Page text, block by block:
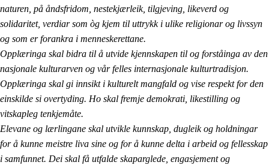
naturen, på åndsfridom, nestekjærleik, tilgjeving, likeverd og
solidaritet, verdiar som òg kjem til uttrykk i ulike religionar og livssyn
og som er forankra i menneskerettane.
Opplæringa skal bidra til å utvide kjennskapen til og forståinga av den
nasjonale kulturarven og vår felles internasjonale kulturtradisjon.
Opplæringa skal gi innsikt i kulturelt mangfald og vise respekt for den
einskilde si overtyding. Ho skal fremje demokrati, likestilling og
vitskapleg tenkjemåte.
Elevane og lærlingane skal utvikle kunnskap, dugleik og holdningar
for å kunne meistre liva sine og for å kunne delta i arbeid og fellesskap
i samfunnet. Dei skal få utfalde skaparglede, engasjement og